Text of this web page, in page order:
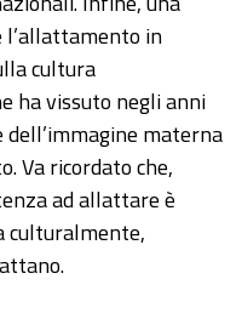
l’allattamento in
cultura
ha vissuto negli anni
materna
Va ricordato che,
ad allattare è
culturalmente,